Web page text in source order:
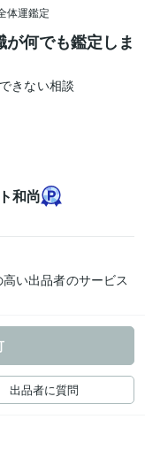
体運鑑定
何でも鑑定しま
きない相談
和尚
い出品者のサービス
出品者に質問